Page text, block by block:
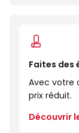
Faites des
Avec votre
prix réduit.
Découvrir